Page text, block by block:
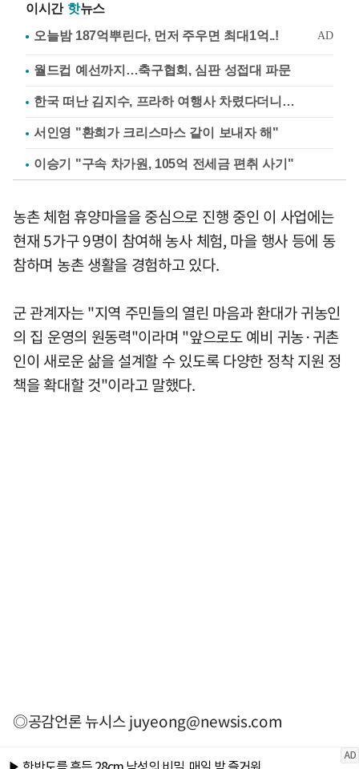
이시간 핫뉴스
월드컵 예선까지…축구협회, 심판 성접대 파문
한국 떠난 김지수, 프라하 여행사 차렸다더니…
서인영 "환희가 크리스마스 같이 보내자 해"
이승기 "구속 차가원, 105억 전세금 편취 사기"
농촌 체험 휴양마을을 중심으로 진행 중인 이 사업에는
현재 5가구 9명이 참여해 농사 체험, 마을 행사 등에 동
참하며 농촌 생활을 경험하고 있다.
군 관계자는 "지역 주민들의 열린 마음과 환대가 귀농인
의 집 운영의 원동력"이라며 "앞으로도 예비 귀농·귀촌
인이 새로운 삶을 설계할 수 있도록 다양한 정착 지원 정
책을 확대할 것"이라고 말했다.
◎공감언론 뉴시스juyeong@newsis.com